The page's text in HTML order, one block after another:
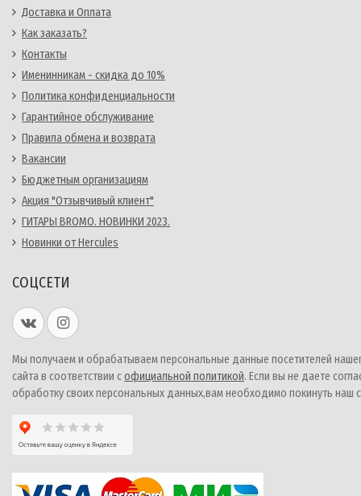
Доставка и Оплата
Как заказать?
Контакты
Именинникам - скидка до 10%
Политика конфиденциальности
Гарантийное обслуживание
Правила обмена и возврата
Вакансии
Бюджетным организациям
Акция "Отзывчивый клиент"
ГИТАРЫ BROMO. НОВИНКИ 2023.
Новинки от Hercules
СОЦСЕТИ
Мы получаем и обрабатываем персональные данные посетителей
сайта в соответствии софициальной политикой. Если вы не даете
обработку своих персональных данных,вам необходимо покинуть наш